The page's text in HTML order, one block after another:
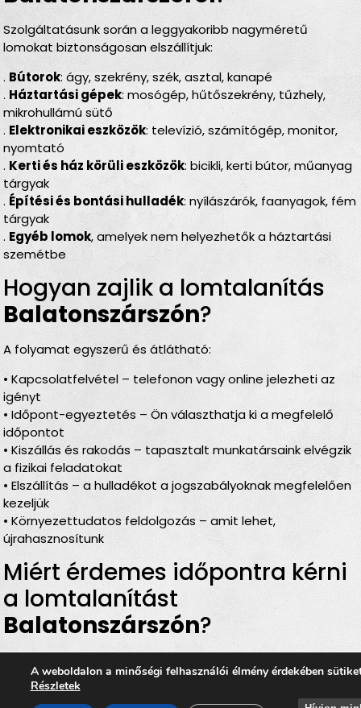
Szolgáltatásunk során a leggyakoribb nagyméretű
lomokat biztonságosan elszállítjuk:
. Bútorok: ágy, szekrény, szék, asztal, kanapé
. Háztartási gépek: mosógép, hűtőszekrény, tűzhely,
mikrohullámú sütő
. Elektronikai eszközök: televízió, számítógép, monitor,
nyomtató
. Kerti és ház körüli eszközök: bicikli, kerti bútor, műanyag
tárgyak
. Építési és bontási hulladék: nyílászárók, faanyagok, fém
tárgyak
. Egyéb lomok, amelyek nem helyezhetők a háztartási
szemétbe
Hogyan zajlik a lomtalanítás
Balatonszárszón?
A folyamat egyszerű és átlátható:
• Kapcsolatfelvétel – telefonon vagy online jelezheti az
igényt
• Időpont-egyeztetés – Ön választhatja ki a megfelelő
időpontot
• Kiszállás és rakodás – tapasztalt munkatársaink elvégzik
a fizikai feladatokat
• Elszállítás – a hulladékot a jogszabályoknak megfelelően
kezeljük
• Környezettudatos feldolgozás – amit lehet,
újrahasznosítunk
Miért érdemes időpontra kérni
a lomtalanítást
Balatonszárszón?
történjen alomelszállítás Balatonszárszón
Komplett szolgáltatás
– rakodás, szállítás és
A weboldalon a minőségi felhasználói élmény érdekében
Részletek